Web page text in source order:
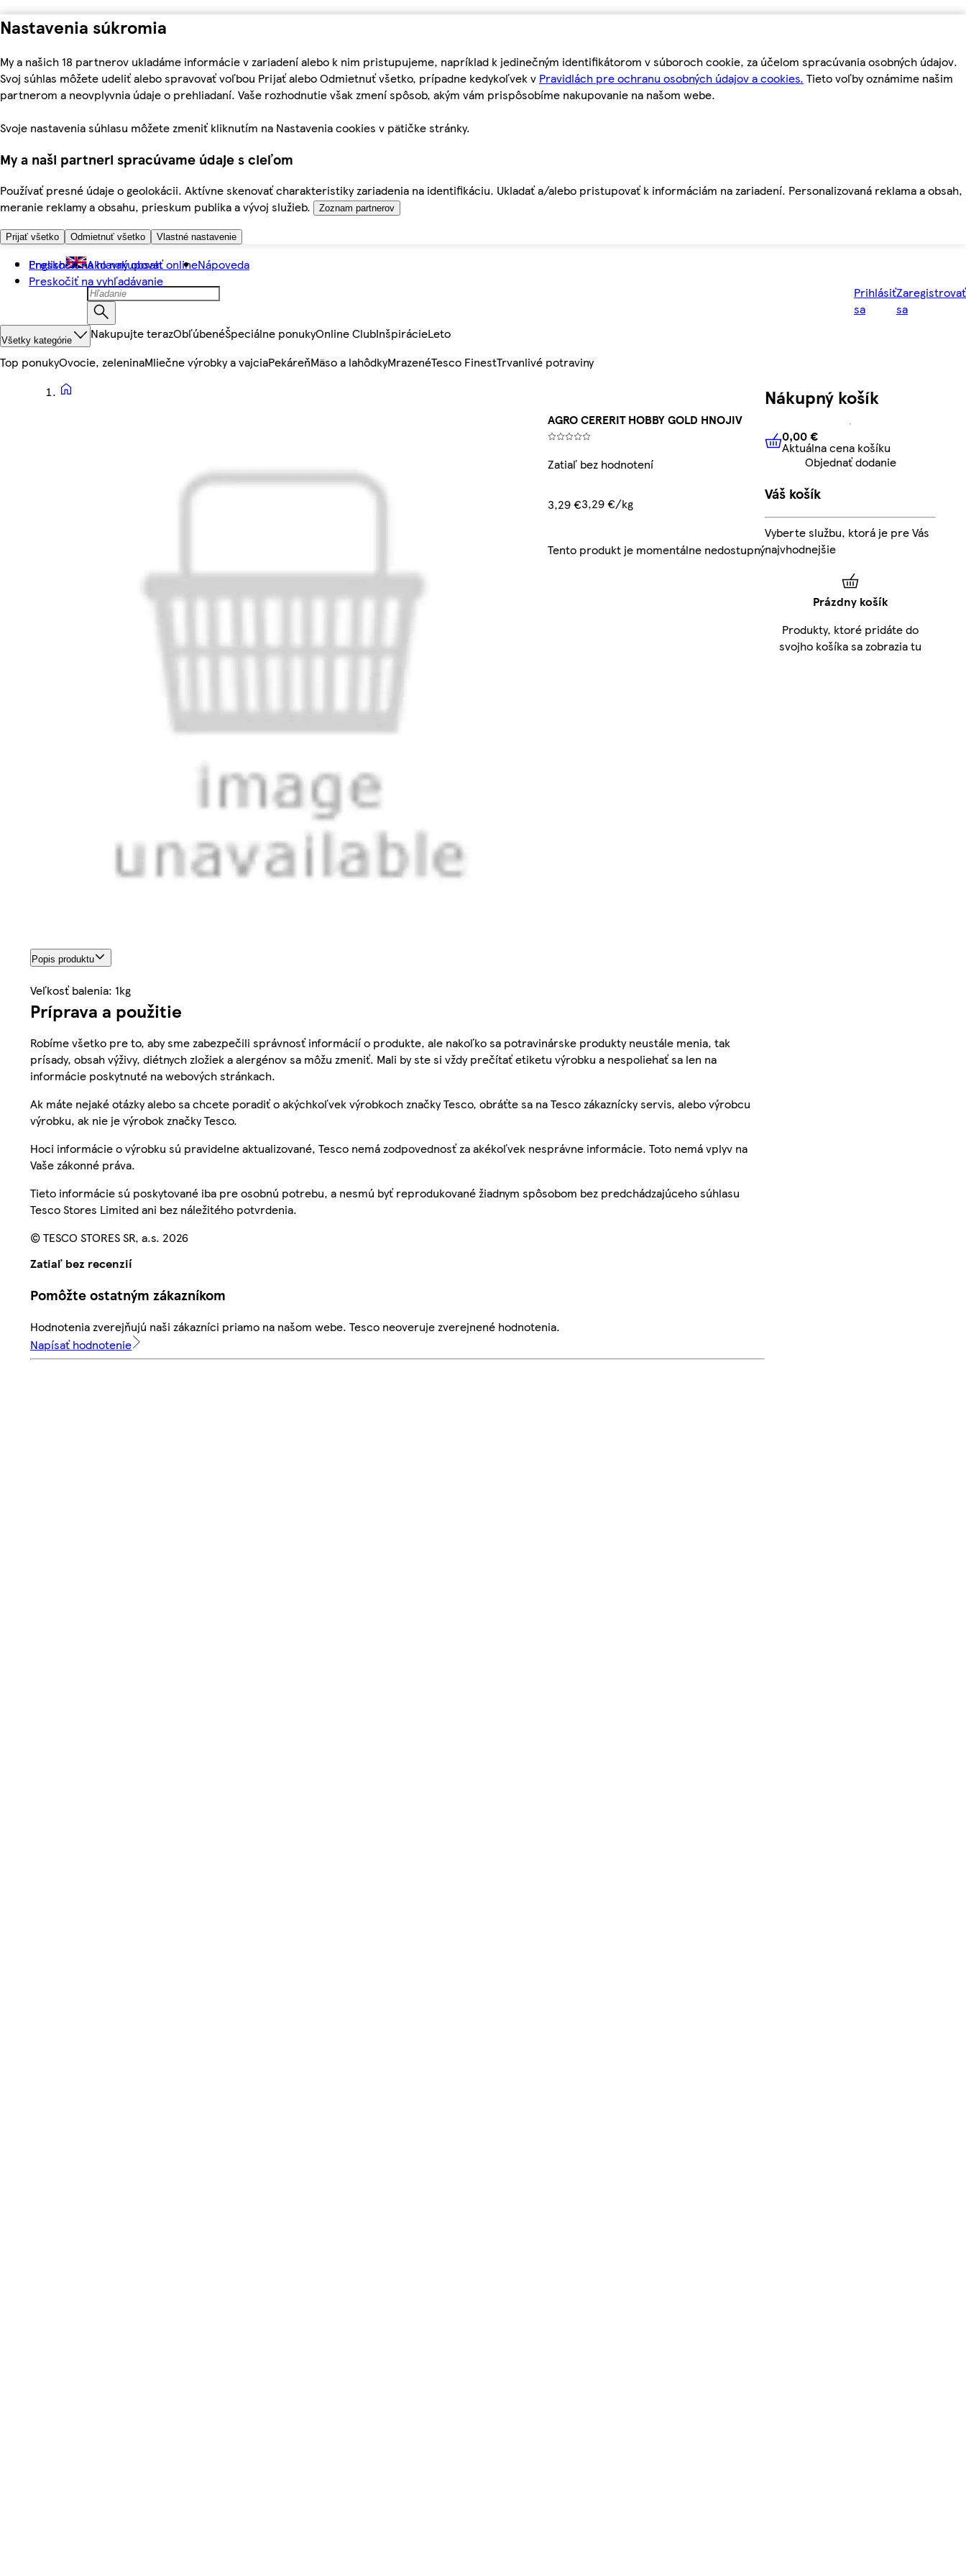
Nastavenia súkromia
My a našich 18 partnerov ukladáme informácie v zariadení alebo k nim pristupujeme, napríklad k jedinečným identifikátorom v súboroch cookie, za účelom spracúvania osobných údajov.
Svoj súhlas môžete udeliť alebo spravovať voľbou Prijať alebo Odmietnuť všetko, prípadne kedykoľvek v Pravidlách pre ochranu osobných údajov a cookies. Tieto voľby oznámime našim
partnerom a neovplyvnia údaje o prehliadaní. Vaše rozhodnutie však zmení spôsob, akým vám prispôsobíme nakupovanie na našom webe.
Svoje nastavenia súhlasu môžete zmeniť kliknutím na Nastavenia cookies v pätičke stránky.
My a naši partneri spracúvame údaje s cieľom
Používať presné údaje o geolokácii. Aktívne skenovať charakteristiky zariadenia na identifikáciu. Ukladať a/alebo pristupovať k informáciám na zariadení. Personalizovaná reklama a obsah,
meranie reklamy a obsahu, prieskum publika a vývoj služieb.
Zoznam partnerov
Prijať všetko Odmietnuť všetko Vlastné nastavenie
Preskočiť na hlavný obsah
Preskočiť na vyhľadávanie
English Ako nakupovať onlineNápoveda
Prihlásiť
sa
Zaregistrovať
sa
Všetky kategórie Nakupujte terazObľúbenéŠpeciálne ponukyOnline ClubInšpirácieLeto
Top ponukyOvocie, zeleninaMliečne výrobky a vajciaPekáreňMäso a lahôdkyMrazenéTesco FinestTrvanlivé potraviny
AGRO CERERIT HOBBY GOLD HNOJIV
Zatiaľ bez hodnotení
3,29 €3,29 €/kg
Tento produkt je momentálne nedostupný
Popis produktu
Veľkosť balenia: 1kg
Príprava a použitie
Robíme všetko pre to, aby sme zabezpečili správnosť informácií o produkte, ale nakoľko sa potravinárske produkty neustále menia, tak
prísady, obsah výživy, diétnych zložiek a alergénov sa môžu zmeniť. Mali by ste si vždy prečítať etiketu výrobku a nespoliehať sa len na
informácie poskytnuté na webových stránkach.
Ak máte nejaké otázky alebo sa chcete poradiť o akýchkoľvek výrobkoch značky Tesco, obráťte sa na Tesco zákaznícky servis, alebo výrobcu
výrobku, ak nie je výrobok značky Tesco.
Hoci informácie o výrobku sú pravidelne aktualizované, Tesco nemá zodpovednosť za akékoľvek nesprávne informácie. Toto nemá vplyv na
Vaše zákonné práva.
Tieto informácie sú poskytované iba pre osobnú potrebu, a nesmú byť reprodukované žiadnym spôsobom bez predchádzajúceho súhlasu
Tesco Stores Limited ani bez náležitého potvrdenia.
© TESCO STORES SR, a.s. 2026
Zatiaľ bez recenzií
Pomôžte ostatným zákazníkom
Hodnotenia zverejňujú naši zákazníci priamo na našom webe. Tesco neoveruje zverejnené hodnotenia.
Napísať hodnotenie
Nákupný košík
0,00 € Aktuálna cena košíku
0,00 €
Aktuálna cena košíku
Objednať dodanie
Váš košík
Vyberte službu, ktorá je pre Vás
najvhodnejšie
Prázdny košík
Produkty, ktoré pridáte do
svojho košíka sa zobrazia tu